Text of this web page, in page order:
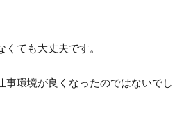
ても大丈夫です。
事環境が良くなったのではないでし